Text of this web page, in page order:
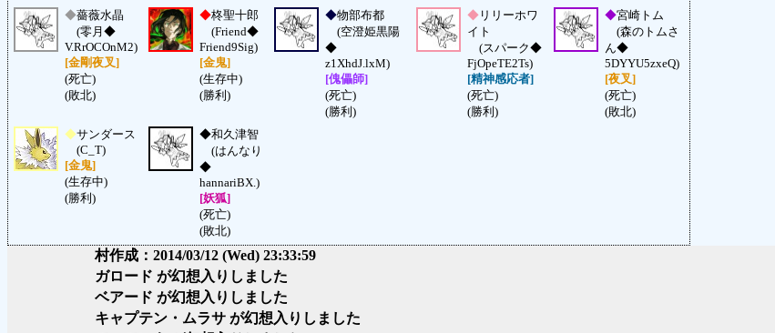
◆薔薇水晶
(零月◆
V.RrOCOnM2)
[金剛夜叉]
(死亡)
(敗北)
◆柊聖十郎
(Friend◆
Friend9Sig)
[金鬼]
(生存中)
(勝利)
◆物部布都
(空澄姫黒陽
◆
z1XhdJ.lxM)
[傀儡師]
(死亡)
(勝利)
◆ リリーホワ
イト
(スパーク◆
FjOpeTE2Ts)
[精神感応者]
(死亡)
(勝利)
◆宮崎トム
(森のトムさ
ん◆
5DYYU5zxeQ)
[夜叉]
(死亡)
(敗北)
◆サンダース
(C_T)
[金鬼]
(生存中)
(勝利)
◆和久津智
(はんなり
◆
hannariBX.)
[妖狐]
(死亡)
(敗北)
村作成：2014/03/12 (Wed) 23:33:59
ガロード が幻想入りしました
ベアード が幻想入りしました
キャプテン・ムラサ が幻想入りしました